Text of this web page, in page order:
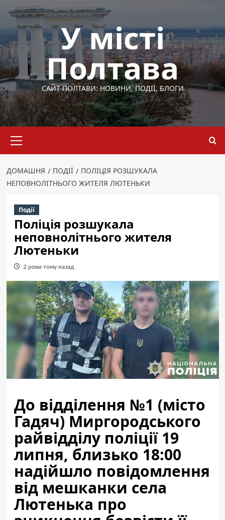
Перейти
вмісту
У місті
Полтава
САЙТ ПОЛТАВИ: НОВИНИ, ПОДІЇ, БЛОГИ
меню
ДОМАШНЯ ПОДІЇ
ПОЛІЦІЯ РОЗШУКАЛА
НЕПОВНОЛІТНЬОГО ЖИТЕЛЯ ЛЮТЕНЬКИ
Події
Поліція розшукала
неповнолітнього жителя
Лютеньки
2 роки тому назад
До відділення №1 (місто
Гадяч) Миргородського
райвідділу поліції 19
липня, близько 18:00
надійшло повідомлення
від мешканки села
Лютенька про